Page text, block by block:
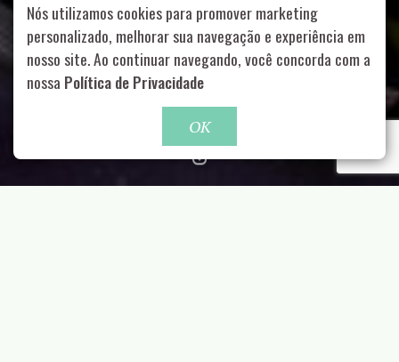
Rua Aurélia, 1714 – Vila Romana, São Paulo – SP | 55 11
99178-5848 | contato@nucleofood.com
Role para continar
Nós utilizamos cookies para promover marketing
personalizado, melhorar sua navegação e experiência em
nosso site. Ao continuar navegando, você concorda com a
nossa Política de Privacidade
OK